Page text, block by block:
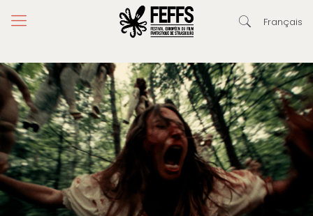
Français